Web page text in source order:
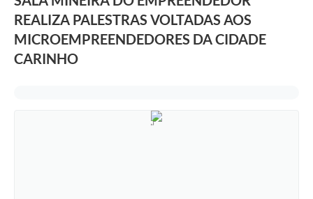
REALIZA PALESTRAS VOLTADAS AOS
MICROEMPREENDEDORES DA CIDADE
CARINHO